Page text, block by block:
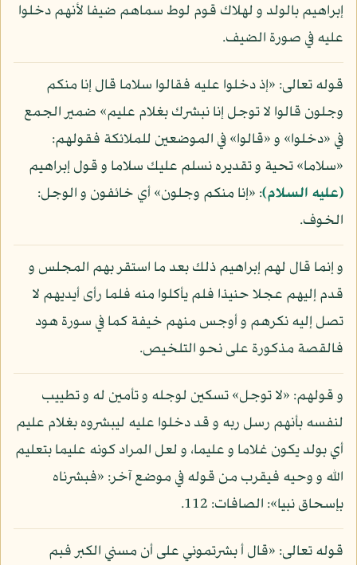
إبراهيم بالولد و لهلاك قوم لوط سماهم ضيفا لأنهم دخلوا
عليه في صورة الضيف.
قوله تعالى: «إذ دخلوا عليه فقالوا سلاما قال إنا منكم
وجلون قالوا لا توجل إنا نبشرك بغلام عليم» ضمير الجمع
في «دخلوا» و «قالوا» في الموضعين للملائكة فقولهم:
«سلاما» تحية و تقديره نسلم عليك سلاما و قول إبراهيم
(عليه السلام): «إنا منكم وجلون» أي خائفون و الوجل:
الخوف.
و إنما قال لهم إبراهيم ذلك بعد ما استقر بهم المجلس و
قدم إليهم عجلا حنيذا فلم يأكلوا منه فلما رأى أيديهم لا
تصل إليه نكرهم و أوجس منهم خيفة كما في سورة هود
فالقصة مذكورة على نحو التلخيص.
و قولهم: «لا توجل» تسكين لوجله و تأمين له و تطييب
لنفسه بأنهم رسل ربه و قد دخلوا عليه ليبشروه بغلام عليم
أي بولد يكون غلاما و عليما، و لعل المراد كونه عليما بتعليم
الله و وحيه فيقرب من قوله في موضع آخر: «فبشرناه
بإسحاق نبيا»: الصافات: 112.
قوله تعالى: «قال أ بشرتموني على أن مسني الكبر فبم